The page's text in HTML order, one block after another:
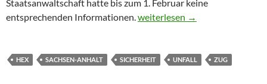
Staatsanwaltschaft hatte bis zum 1. Februar keine
entsprechenden Informationen.Zugunfall in Sachsen – Anhalt
weiterlesen →
HEX SACHSEN-ANHALT SICHERHEIT UNFALL ZUG